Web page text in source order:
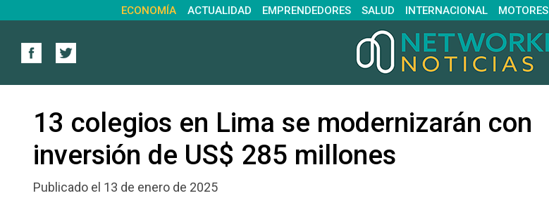
ECONOMÍA ACTUALIDAD EMPRENDEDORES SALUD INTERNACIONAL MOTORES
13 colegios en Lima se modernizarán con
inversión de US$ 285 millones
Publicado el 13 de enero de 2025